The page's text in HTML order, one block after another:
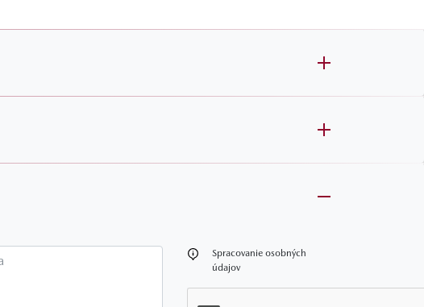
Spracovanie osobných
údajov